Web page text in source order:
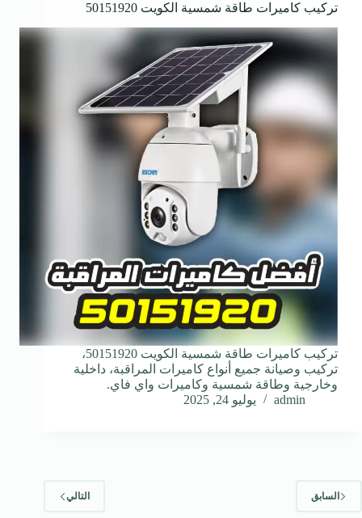
تركيب كاميرات طاقة شمسية الكويت 50151920
تركيب كاميرات طاقة شمسية الكويت 50151920،
تركيب وصيانة جميع أنواع كاميرات المراقبة، داخلية
وخارجية وطاقة شمسية وكاميرات واي فاي.
admin
يوليو 24, 2025
السابق التالي